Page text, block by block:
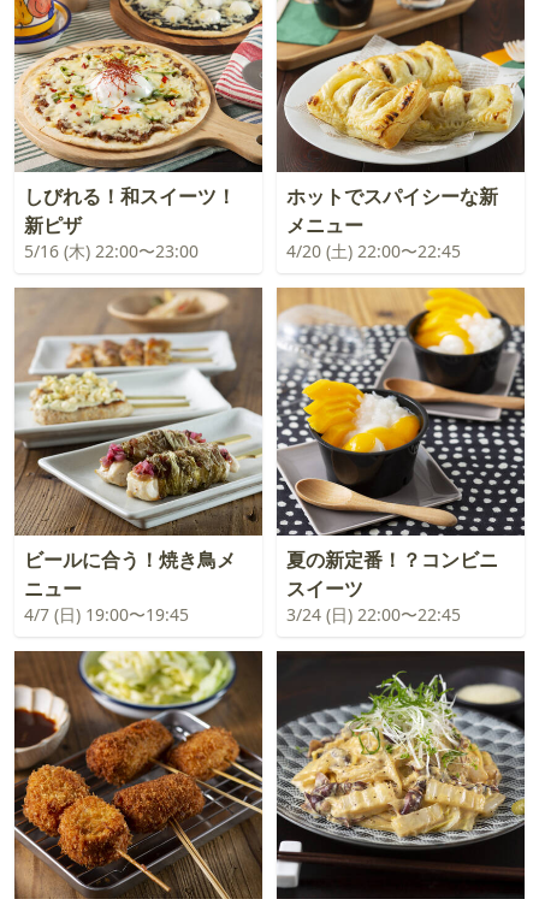
しびれる！和スイーツ！
新ピザ
5/16 (木) 22:00〜23:00
ホットでスパイシーな新
メニュー
4/20 (土) 22:00〜22:45
ビールに合う！焼き鳥メ
ニュー
4/7 (日) 19:00〜19:45
夏の新定番！？コンビニ
スイーツ
3/24 (日) 22:00〜22:45